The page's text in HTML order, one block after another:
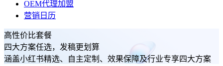
OEM代理加盟
营销日历
高性价比套餐
四大方案任选，发稿更划算
涵盖小红书精选、自主定制、效果保障及行业专享四大方案